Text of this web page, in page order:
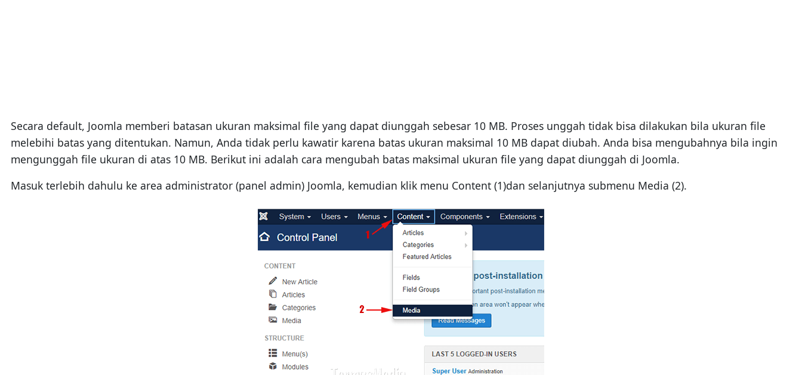
Secara default, Joomla memberi batasan ukuran maksimal file yang dapat diunggah sebesar 10 MB. Proses unggah tidak bisa dilakukan bila ukuran file
melebihi batas yang ditentukan. Namun, Anda tidak perlu kawatir karena batas ukuran maksimal 10 MB dapat diubah. Anda bisa mengubahnya bila ingin
mengunggah file ukuran di atas 10 MB. Berikut ini adalah cara mengubah batas maksimal ukuran file yang dapat diunggah di Joomla.
Masuk terlebih dahulu ke area administrator (panel admin) Joomla, kemudian klik menu Content (1)dan selanjutnya submenu Media (2).